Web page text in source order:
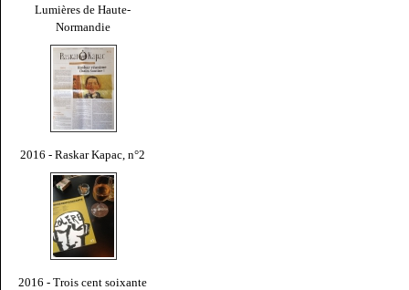
Lumières de Haute-
Normandie
2016 - Raskar Kapac, n°2
2016 - Trois cent soixante